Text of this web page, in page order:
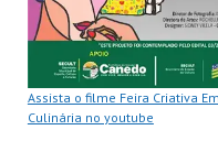
Assista o filme Feira Criativa
Culinária no youtube